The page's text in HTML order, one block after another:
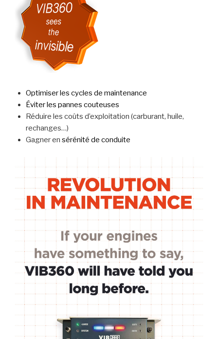
Optimiser les cycles de maintenance
Éviter les pannes couteuses
Réduire les coûts d’exploitation (carburant, huile,
rechanges…)
Gagner en sérénité de conduite